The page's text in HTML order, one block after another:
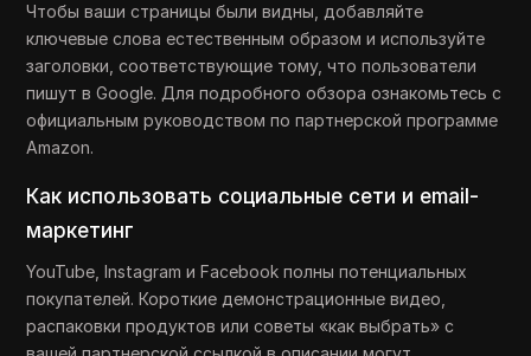
Чтобы ваши страницы были видны, добавляйте
ключевые слова естественным образом и используйте
заголовки, соответствующие тому, что пользователи
пишут в Google. Для подробного обзора ознакомьтесь с
официальным руководством по партнерской программе
Amazon.
Как использовать социальные сети и email-
маркетинг
YouTube, Instagram и Facebook полны потенциальных
покупателей. Короткие демонстрационные видео,
распаковки продуктов или советы «как выбрать» с